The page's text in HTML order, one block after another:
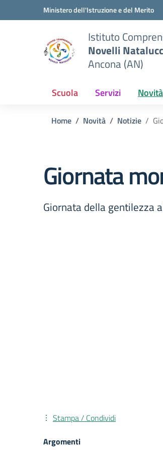
Vai ai contenuti
Vai al menu di navigazioneMinistero dell'Istruzione e del Merito
Istituto
Novelli
Ancona (AN)
Scuola Servizi Novità
Home Novità Notizie
Giornata
Giornata della gentilezza
Stampa / Condividi
Argomenti